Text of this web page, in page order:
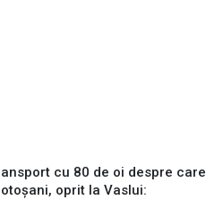
cu 80 de oi despre care
oprit la Vaslui: